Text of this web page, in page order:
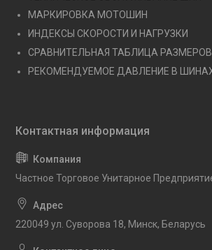
МАРКИРОВКА МОТОШИН
ИНДЕКСЫ СКОРОСТИ И НАГРУЗКИ
СРАВНИТЕЛЬНАЯ ТАБЛИЦА
РЕКОМЕНДУЕМОЕ ДАВЛЕНИЕ В
Частное Торговое Унитарное
220049 ул. Суворова 18, Минск, Беларусь